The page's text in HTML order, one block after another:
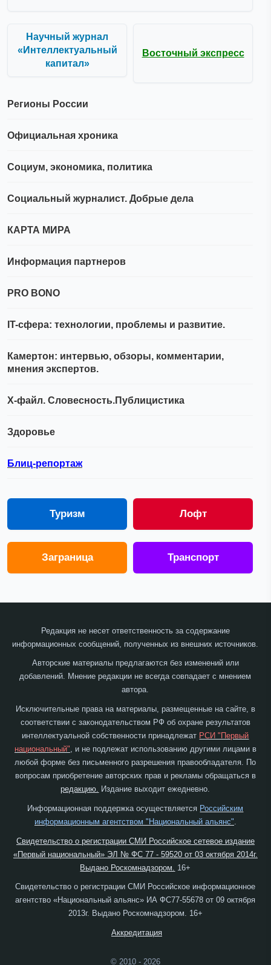
Научный журнал
«Интеллектуальный
капитал»
Восточный экспресс
Регионы России
Официальная хроника
Социум, экономика, политика
Социальный журналист. Добрые дела
КАРТА МИРА
Информация партнеров
PRO BONO
IT-сфера: технологии, проблемы и развитие.
Камертон: интервью, обзоры, комментарии,
мнения экспертов.
Х-файл. Словесность.Публицистика
Здоровье
Блиц-репортаж
Туризм Лофт
Заграница Транспорт
Редакция не несет ответственность за содержание
информационных сообщений, полученных из внешних источников.
Авторские материалы предлагаются без изменений или
добавлений. Мнение редакции не всегда совпадает с мнением
автора.
Исключительные права на материалы, размещенные на сайте, в
соответствии с законодательством РФ об охране результатов
интеллектуальной собственности принадлежат РСИ "Первый
национальный", и не подлежат использованию другими лицами в
любой форме без письменного разрешения правообладателя. По
вопросам приобретение авторских прав и рекламы обращаться в
редакцию. Издание выходит ежедневно.
Информационная поддержка осуществляется Российским
информационным агентством "Национальный альянс"
Свидетельство о регистрации СМИ Российское сетевое издание
«Первый национальный» ЭЛ № ФС 77 - 59520 от 03 октября 2014г.
Выдано Роскомнадзором.
16+
Свидетельство о регистрации СМИ Российское информационное
агентство «Национальный альянс» ИА ФС77-55678 от 09 октября
2013г. Выдано Роскомнадзором. 16+
Аккредитация
© 2010 - 2026